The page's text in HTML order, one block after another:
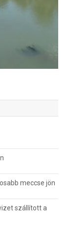
meccse jön
szállított a